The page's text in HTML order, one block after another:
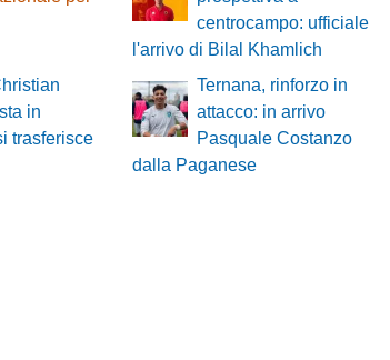
centrocampo: ufficiale
l'arrivo di Bilal Khamlich
in
trasferisce
Ternana, rinforzo in
attacco: in arrivo
Pasquale Costanzo
dalla Paganese